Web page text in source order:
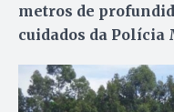
metros de
cuidados da